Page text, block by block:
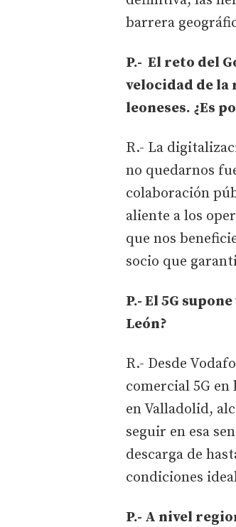
barrera
P.- El reto del
velocidad de la
leoneses. ¿Es
R.- La
no quedarnos
colaboración
aliente a los
que nos
socio que
P.- El 5G
León?
R.- Desde
comercial 5G
en Valladolid,
seguir en esa
descarga de
condiciones
P.- A nivel